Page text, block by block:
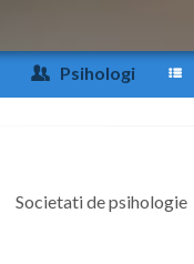
Psihologi
Societati de psihologie